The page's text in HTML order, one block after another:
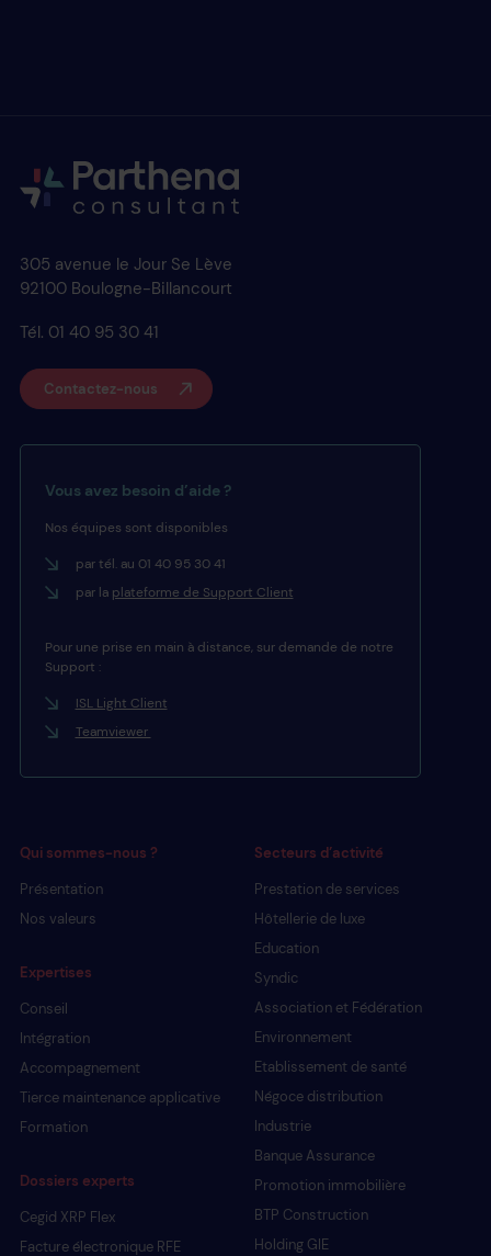
305 avenue le Jour Se Lève
92100 Boulogne-Billancourt
Tél. 01 40 95 30 41
Contactez-nous
Vous avez besoin d’aide ?
Nos équipes sont disponibles
par tél. au 01 40 95 30 41
par la plateforme de Support Client
Pour une prise en main à distance, sur demande de notre
Support :
ISL Light Client
Teamviewer
Qui sommes-nous ?
Présentation
Nos valeurs
Expertises
Conseil
Intégration
Accompagnement
Tierce maintenance applicative
Formation
Dossiers experts
Cegid XRP Flex
Facture électronique RFE
Secteurs d’activité
Prestation de services
Hôtellerie de luxe
Education
Syndic
Association et Fédération
Environnement
Etablissement de santé
Négoce distribution
Industrie
Banque Assurance
Promotion immobilière
BTP Construction
Holding GIE